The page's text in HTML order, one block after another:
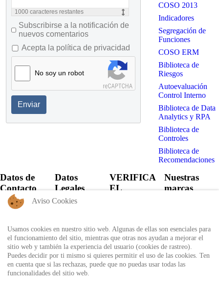
1000 caracteres restantes
Subscribirse a la notificación de
nuevos comentarios
Acepta la política de privacidad
No soy un robot
Enviar
COSO 2013
Indicadores
Segregación de
Funciones
COSO ERM
Biblioteca de
Riesgos
Autoevaluación
Control Interno
Biblioteca de Data
Analytics y RPA
Biblioteca de
Controles
Biblioteca de
Recomendaciones
Datos de
Contacto
+57 60 1
6818530
+57 311
8666327 - 323
6964227
info@auditool.org
Datos
Legales
Política de
Uso
Autorización
de
tratamiento
VERIFICA
EL
certificado
expedido por
Auditool usando
el ID único
Nuestras
marcas
Aviso Cookies
Usamos cookies en nuestro sitio web. Algunas de ellas son esenciales para
el funcionamiento del sitio, mientras que otras nos ayudan a mejorar el
sitio web y también la experiencia del usuario (cookies de rastreo).
Puedes decidir por ti mismo si quieres permitir el uso de las cookies. Ten
en cuenta que si las rechazas, puede que no puedas usar todas las
funcionalidades del sitio web.